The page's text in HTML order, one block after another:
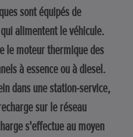
sont équipés de
alimentent le véhicule.
le moteur thermique des
à essence ou à diesel.
dans une station-service,
sur le réseau
s'effectue au moyen